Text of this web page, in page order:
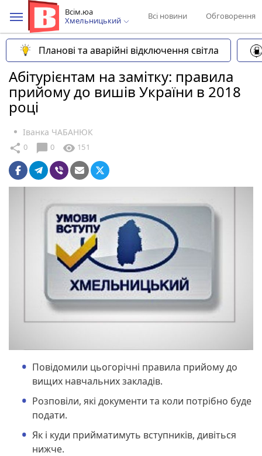
Всім.юа
Хмельницький
Всі новини Обговорення
Планові та аварійні відключення світла
Абітурієнтам на замітку: правила
прийому до вишів України в 2018
році
Іванка ЧАБАНЮК
share 0 chat_bubble 0 visibility 151
Повідомили цьогорічні правила прийому до
вищих навчальних закладів.
Розповіли, які документи та коли потрібно буде
подати.
Як і куди прийматимуть вступників, дивіться
нижче.